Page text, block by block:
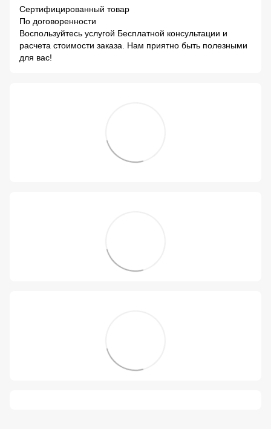
Сертифицированный товар
По договоренности
Воспользуйтесь услугой Бесплатной консультации и
расчета стоимости заказа. Нам приятно быть полезными
для вас!